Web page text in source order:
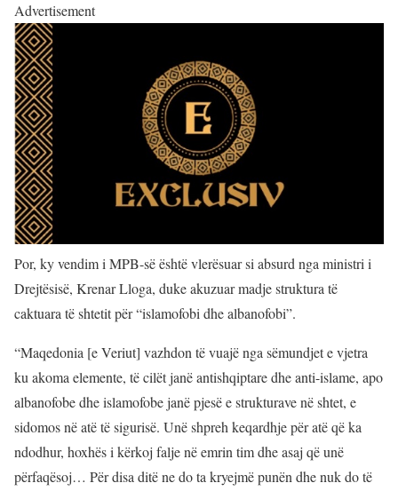
Advertisement
Por, ky vendim i MPB-së është vlerësuar si absurd nga ministri i
Drejtësisë, Krenar Lloga, duke akuzuar madje struktura të
caktuara të shtetit për “islamofobi dhe albanofobi”.
“Maqedonia [e Veriut] vazhdon të vuajë nga sëmundjet e vjetra
ku akoma elemente, të cilët janë antishqiptare dhe anti-islame, apo
albanofobe dhe islamofobe janë pjesë e strukturave në shtet, e
sidomos në atë të sigurisë. Unë shpreh keqardhje për atë që ka
ndodhur, hoxhës i kërkoj falje në emrin tim dhe asaj që unë
përfaqësoj… Për disa ditë ne do ta kryejmë punën dhe nuk do të